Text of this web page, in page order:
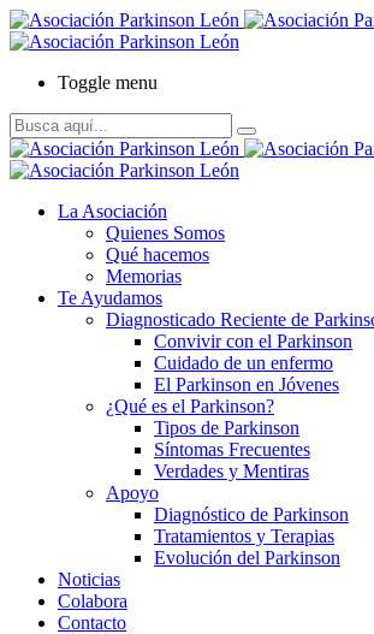
Toggle menu
La Asociación
Quienes Somos
Qué hacemos
Memorias
Te Ayudamos
Diagnosticado Reciente de
Convivir con el Parkinson
Cuidado de un enfermo
El Parkinson en Jóvenes
¿Qué es el Parkinson?
Tipos de Parkinson
Síntomas Frecuentes
Verdades y Mentiras
Apoyo
Diagnóstico de Parkinson
Tratamientos y Terapias
Evolución del Parkinson
Noticias
Colabora
Contacto